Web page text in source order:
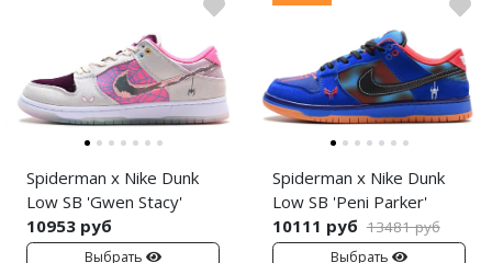
Spiderman x Nike Dunk
Low SB 'Gwen Stacy'
10953 руб
Выбрать
Spiderman x Nike Dunk
Low SB 'Peni Parker'
10111 руб 13481 руб
Выбрать